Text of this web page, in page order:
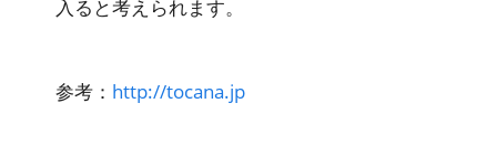
入ると考えられます。
参考： http://tocana.jp